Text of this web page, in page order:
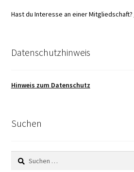
Hast du Interesse an einer Mitgliedschaft?
Datenschutzhinweis
Hinweis zum Datenschutz
Suchen
Suchen
nach: